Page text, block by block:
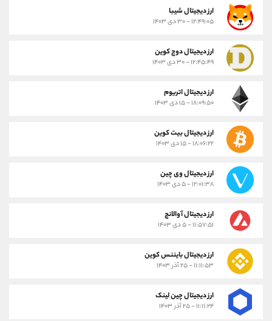
ارز ديجيتال شیبا
۱۲:۴۹:۰۵ - ۳۰ دی ۱۴۰۳
ارز دیجیتال دوج کوین
۱۲:۴۵:۴۹ - ۳۰ دی ۱۴۰۳
ارز دیجیتال اتریوم
۱۸:۰۹:۵۰ - ۱۵ دی ۱۴۰۳
ارز دیجیتال بیت کوین
۱۸:۰۶:۲۲ - ۱۵ دی ۱۴۰۳
ارز دیجیتال وی چین
۱۲:۰۱:۳۸ - ۵ دی ۱۴۰۳
ارز دیجیتال آوالانچ
۱۱:۵۷:۵۱ - ۵ دی ۱۴۰۳
ارز دیجیتال بایننس کوین
۱۱:۱۱:۵۳ - ۲۵ آذر ۱۴۰۳
ارز دیجیتال چین لینک
۱۱:۱۱:۲۴ - ۲۵ آذر ۱۴۰۳